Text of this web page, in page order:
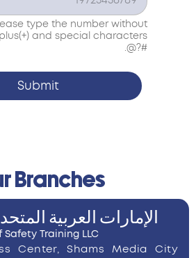
type the number without
#?@.
Submit
Branches
الإمارات العربية
Safety Training LLC
Center, Shams Media City